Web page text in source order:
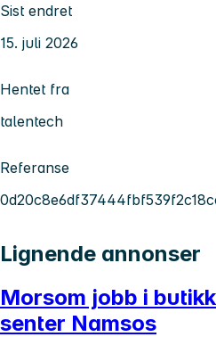
Sist endret
15. juli 2026
Hentet fra
talentech
Referanse
Lignende annonser
Morsom jobb i
senter Namsos